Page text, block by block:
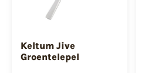
Keltum Jive
Groentelepel